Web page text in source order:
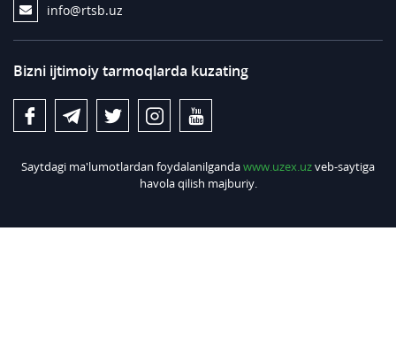
info@rtsb.uz
Bizni ijtimoiy tarmoqlarda kuzating
Saytdagi ma'lumotlardan foydalanilgandawww.uzex.uzveb-saytiga
havola qilish majburiy.